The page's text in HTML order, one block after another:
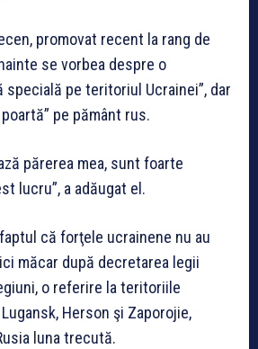
promovat recent la rang de
se vorbea despre o
specială pe teritoriul Ucrainei”, dar
pe pământ rus.
părerea mea, sunt foarte
lucru”, a adăugat el.
că forţele ucrainene nu au
măcar după decretarea legii
o referire la teritoriile
Herson şi Zaporojie,
luna trecută.